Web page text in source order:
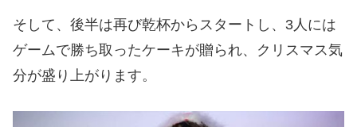
そして、後半は再び乾杯からスタートし、3人には
ゲームで勝ち取ったケーキが贈られ、クリスマス気
分が盛り上がります。